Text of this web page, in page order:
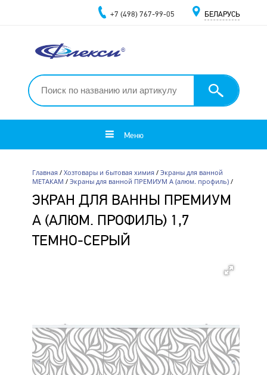
+7 (498) 767-99-05 БЕЛАРУСЬ
Меню
Главная/ Хозтовары и бытовая химия/ Экраны для ванной
МЕТАКАМ / Экраны для ванной ПРЕМИУМ А (алюм. профиль)/
ЭКРАН ДЛЯ ВАННЫ ПРЕМИУМ
А (АЛЮМ. ПРОФИЛЬ) 1,7
ТЕМНО-СЕРЫЙ